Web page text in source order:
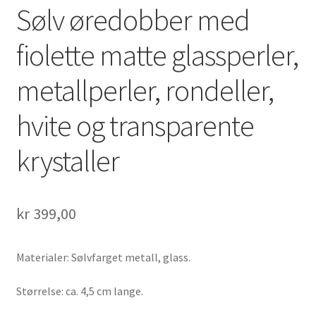
Sølv øredobber med
fiolette matte glassperler,
metallperler, rondeller,
hvite og transparente
krystaller
kr399,00
Materialer: Sølvfarget metall, glass.
Størrelse: ca. 4,5 cm lange.